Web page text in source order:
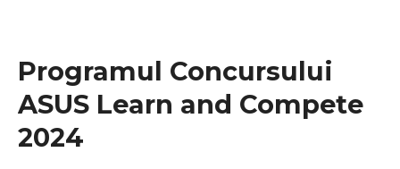
Programul Concursului
ASUS Learn and Compete
2024